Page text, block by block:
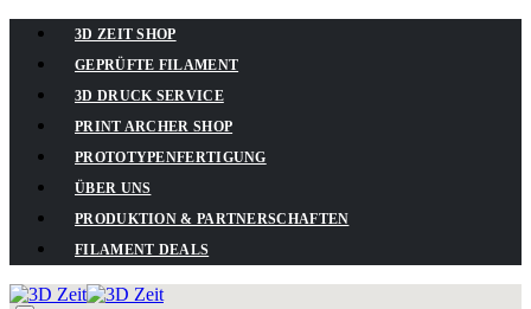
3D ZEIT SHOP
GEPRÜFTE FILAMENT
3D DRUCK SERVICE
PRINT ARCHER SHOP
PROTOTYPENFERTIGUNG
ÜBER UNS
PRODUKTION & PARTNERSCHAFTEN
FILAMENT DEALS